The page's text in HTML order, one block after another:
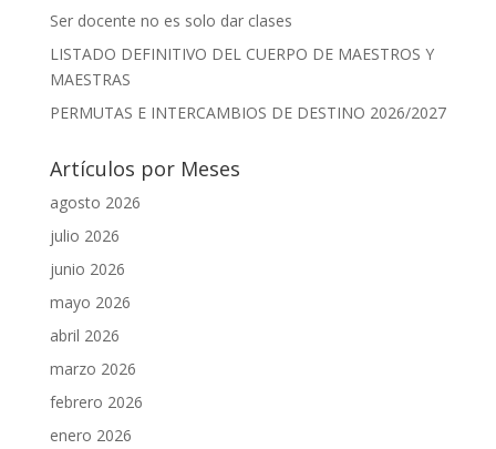
Ser docente no es solo dar clases
LISTADO DEFINITIVO DEL CUERPO DE MAESTROS Y
MAESTRAS
PERMUTAS E INTERCAMBIOS DE DESTINO 2026/2027
Artículos por Meses
agosto 2026
julio 2026
junio 2026
mayo 2026
abril 2026
marzo 2026
febrero 2026
enero 2026